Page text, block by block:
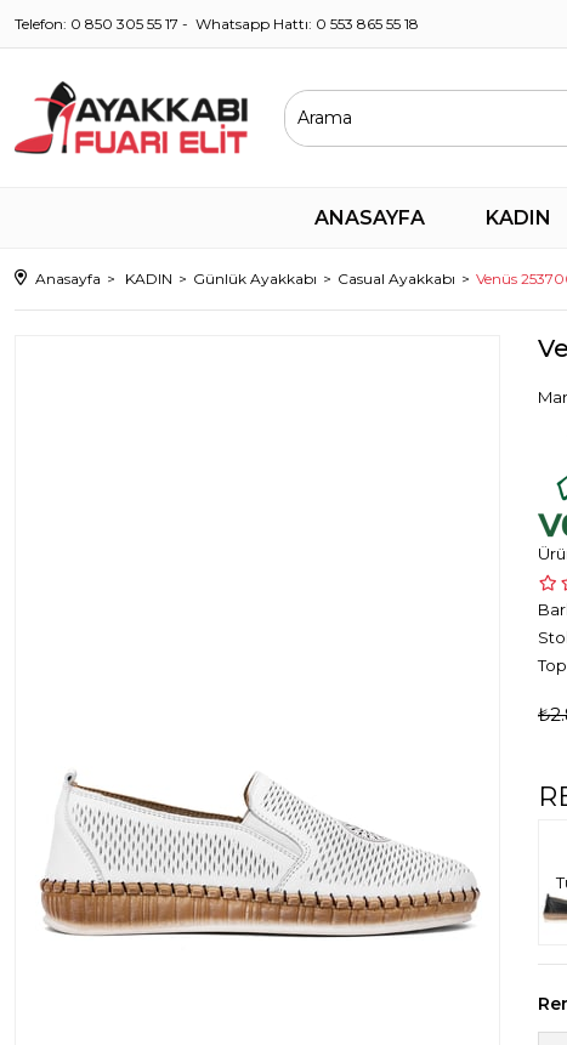
Telefon: 0 850 305 55 17 - Whatsapp Hattı: 0 553 865 55 18
ANASAYFA KADIN
Anasayfa KADIN Günlük Ayakkabı Casual Ayakkabı Venüs